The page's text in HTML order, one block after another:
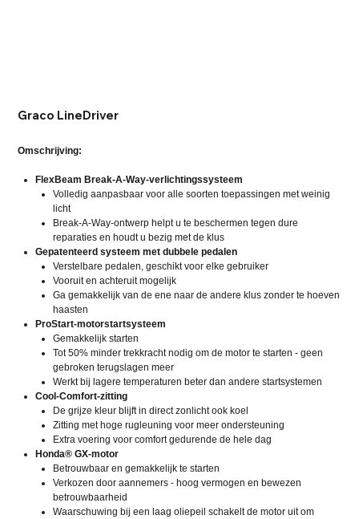
Graco LineDriver
Omschrijving:
FlexBeam Break-A-Way-verlichtingssysteem
Volledig aanpasbaar voor alle soorten toepassingen met weinig
licht
Break-A-Way-ontwerp helpt u te beschermen tegen dure
reparaties en houdt u bezig met de klus
Gepatenteerd systeem met dubbele pedalen
Verstelbare pedalen, geschikt voor elke gebruiker
Vooruit en achteruit mogelijk
Ga gemakkelijk van de ene naar de andere klus zonder te hoeven
haasten
ProStart-motorstartsysteem
Gemakkelijk starten
Tot 50% minder trekkracht nodig om de motor te starten - geen
gebroken terugslagen meer
Werkt bij lagere temperaturen beter dan andere startsystemen
Cool-Comfort-zitting
De grijze kleur blijft in direct zonlicht ook koel
Zitting met hoge rugleuning voor meer ondersteuning
Extra voering voor comfort gedurende de hele dag
Honda® GX-motor
Betrouwbaar en gemakkelijk te starten
Verkozen door aannemers - hoog vermogen en bewezen
betrouwbaarheid
Waarschuwing bij een laag oliepeil schakelt de motor uit om